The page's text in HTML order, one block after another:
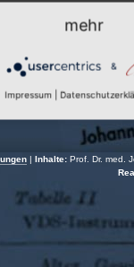
| Inhalte: Prof. Dr. med.
mehr
&
Impressum